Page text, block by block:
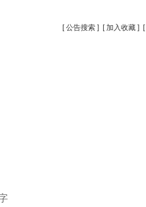
[公告搜索 ] [加入收藏 ] [